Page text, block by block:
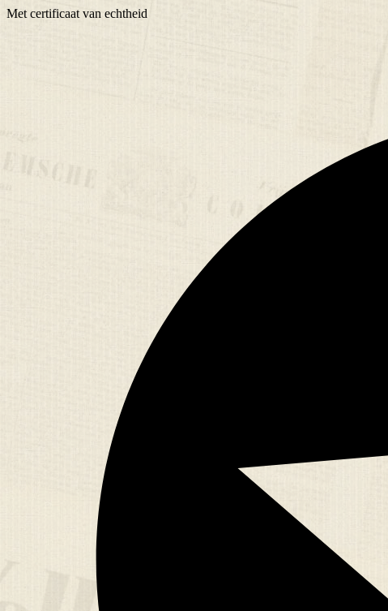
Met certificaat van echtheid